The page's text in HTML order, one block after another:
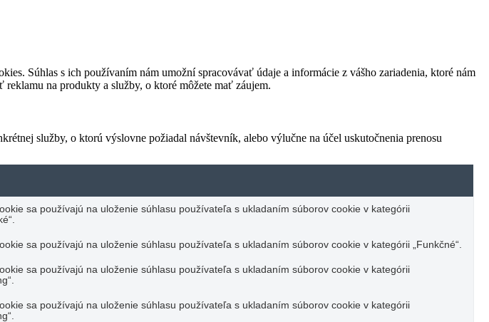
Súhlas s ich používaním nám umožní spracovávať údaje a informácie z vášho zariadenia, ktoré nám
na produkty a služby, o ktoré môžete mať záujem.
služby, o ktorú výslovne požiadal návštevník, alebo výlučne na účel uskutočnenia prenosu
sa používajú na uloženie súhlasu používateľa s ukladaním súborov cookie v kategórii
sa používajú na uloženie súhlasu používateľa s ukladaním súborov cookie v kategórii „Funkčné“.
sa používajú na uloženie súhlasu používateľa s ukladaním súborov cookie v kategórii
sa používajú na uloženie súhlasu používateľa s ukladaním súborov cookie v kategórii